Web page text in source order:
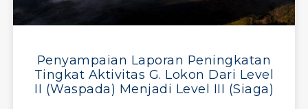
Penyampaian Laporan Peningkatan
Tingkat Aktivitas G. Lokon Dari Level
II (Waspada) Menjadi Level III (Siaga)